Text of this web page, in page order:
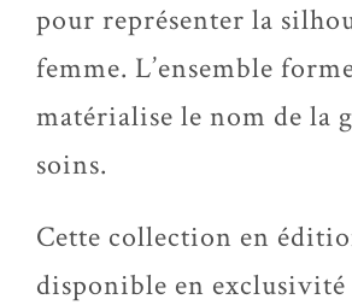
pour représenter la
femme. L’ensemble
matérialise le nom de la
soins.
Cette collection en
disponible en exclusivité